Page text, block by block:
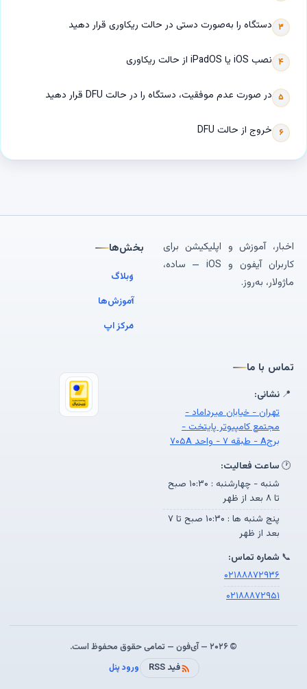
۳ دستگاه را به‌صورت دستی در حالت ریکاوری قرار دهید
۴ نصب iOS یا iPadOS از حالت ریکاوری
۵ در صورت عدم موفقیت، دستگاه را در حالت DFU قرار دهید
۶ خروج از حالت DFU
اخبار، آموزش و اپلیکیشن برای
کاربران آیفون و iOS — ساده،
ماژولار، به‌روز.
بخش‌ها
وبلاگ
آموزش‌ها
مرکز اپ
تماس با ما
📍 نشانی:
تهران - خیابان میرداماد -
مجتمع کامپیوتر پایتخت -
برجA - طبقه ۷ - واحد ۷۰۵A
🕐 ساعت فعالیت:
شنبه - چهارشنبه : ۱۰:۳۰ صبح
تا ۸ بعد از ظهر
پنج شنبه ها : ۱۰:۳۰ صبح تا ۷
بعد از ظهر
📞 شماره تماس:
۰۲۱۸۸۸۷۲۹۳۶
۰۲۱۸۸۸۷۲۹۵۱
© ۲۰۲۶ — آی‌فون — تمامی حقوق محفوظ است.
فید RSS
ورود پنل